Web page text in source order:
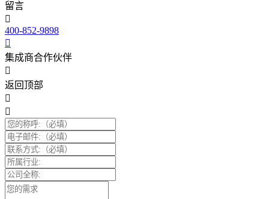
留言
400-852-9898
集成商合作伙伴
返回顶部